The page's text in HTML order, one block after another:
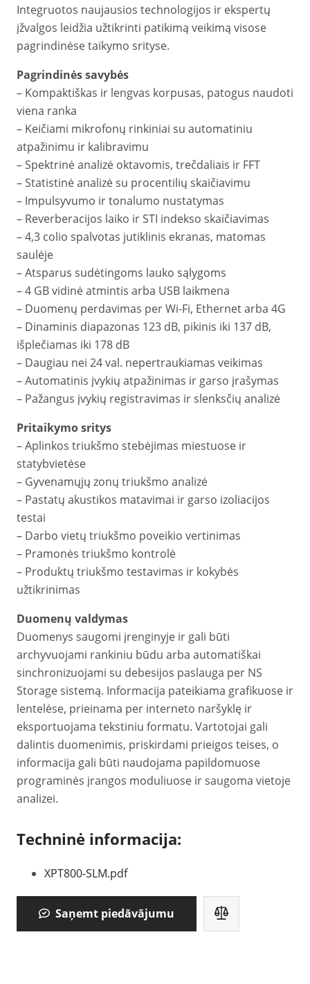
Integruotos naujausios technologijos ir ekspertų
įžvalgos leidžia užtikrinti patikimą veikimą visose
pagrindinėse taikymo srityse.
Pagrindinės savybės
– Kompaktiškas ir lengvas korpusas, patogus naudoti
viena ranka
– Keičiami mikrofonų rinkiniai su automatiniu
atpažinimu ir kalibravimu
– Spektrinė analizė oktavomis, trečdaliais ir FFT
– Statistinė analizė su procentilių skaičiavimu
– Impulsyvumo ir tonalumo nustatymas
– Reverberacijos laiko ir STI indekso skaičiavimas
– 4,3 colio spalvotas jutiklinis ekranas, matomas
saulėje
– Atsparus sudėtingoms lauko sąlygoms
– 4 GB vidinė atmintis arba USB laikmena
– Duomenų perdavimas per Wi-Fi, Ethernet arba 4G
– Dinaminis diapazonas 123 dB, pikinis iki 137 dB,
išplečiamas iki 178 dB
– Daugiau nei 24 val. nepertraukiamas veikimas
– Automatinis įvykių atpažinimas ir garso įrašymas
– Pažangus įvykių registravimas ir slenksčių analizė
Pritaikymo sritys
– Aplinkos triukšmo stebėjimas miestuose ir
statybvietėse
– Gyvenamųjų zonų triukšmo analizė
– Pastatų akustikos matavimai ir garso izoliacijos
testai
– Darbo vietų triukšmo poveikio vertinimas
– Pramonės triukšmo kontrolė
– Produktų triukšmo testavimas ir kokybės
užtikrinimas
Duomenų valdymas
Duomenys saugomi įrenginyje ir gali būti
archyvuojami rankiniu būdu arba automatiškai
sinchronizuojami su debesijos paslauga per NS
Storage sistemą. Informacija pateikiama grafikuose ir
lentelėse, prieinama per interneto naršyklę ir
eksportuojama tekstiniu formatu. Vartotojai gali
dalintis duomenimis, priskirdami prieigos teises, o
informacija gali būti naudojama papildomuose
programinės įrangos moduliuose ir saugoma vietoje
analizei.
Techninė informacija:
XPT800-SLM.pdf
Saņemt piedāvājumu